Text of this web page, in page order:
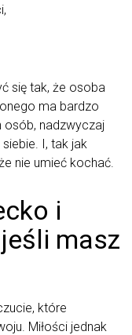
się tak, że osoba
ma bardzo
osób, nadzwyczaj
I, tak jak
nie umieć kochać.
i
masz
które
Miłości jednak